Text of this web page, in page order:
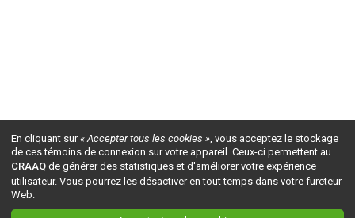
En cliquant sur« Accepter tous les cookies », vous acceptez le stockage
de ces témoins de connexion sur votre appareil. Ceux-ci permettent au
CRAAQ de générer des statistiques et d'améliorer votre expérience
utilisateur. Vous pourrez les désactiver en tout temps dans votre fureteur
Web.